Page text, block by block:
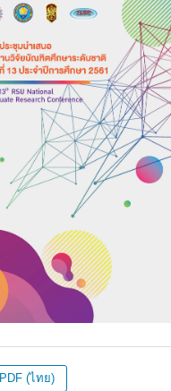
PDF (ไทย)